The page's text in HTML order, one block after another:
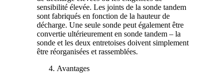
sensibilité élevée. Les joints de la sonde tandem
sont fabriqués en fonction de la hauteur de
décharge. Une seule sonde peut également être
convertie ultérieurement en sonde tandem – la
sonde et les deux entretoises doivent simplement
être réorganisées et rassemblées.
Avantages